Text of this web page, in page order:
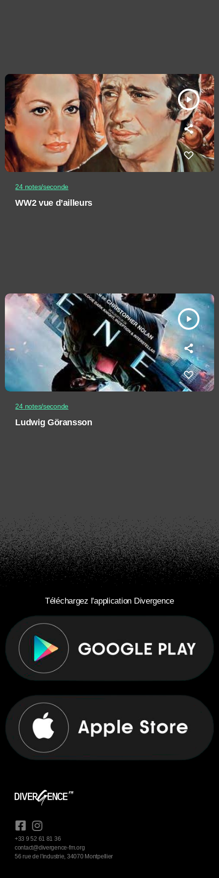
play_arrow
24 notes/seconde
WW2 vue d’ailleurs
play_arrow
24 notes/seconde
Ludwig Göransson
Téléchargez l'application Divergence
+33 9 52 61 81 36
contact@divergence-fm.org
56 rue de l'industrie, 34070 Montpellier